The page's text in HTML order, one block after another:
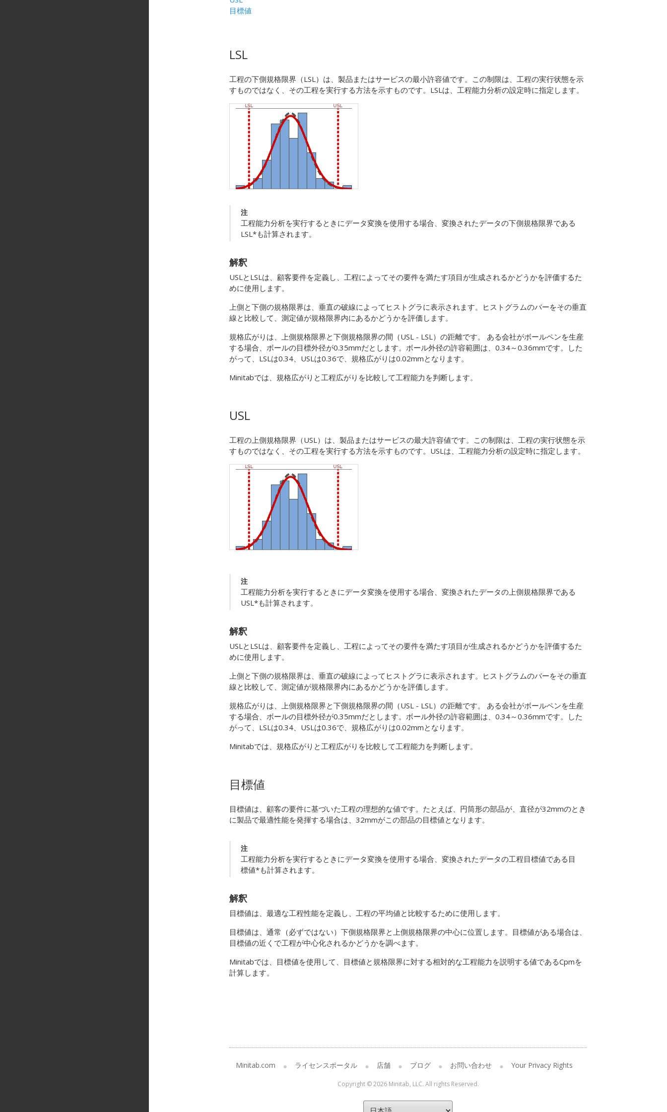
目標値
LSL
工程の下側規格限界（LSL）は、製品またはサービスの最小許容値です。この制限は、工程の実行状態を示
すものではなく、その工程を実行する方法を示すものです。LSLは、工程能力分析の設定時に指定します。
注
工程能力分析を実行するときにデータ変換を使用する場合、変換されたデータの下側規格限界である
LSL*も計算されます。
解釈
USLとLSLは、顧客要件を定義し、工程によってその要件を満たす項目が生成されるかどうかを評価するた
めに使用します。
上側と下側の規格限界は、垂直の破線によってヒストグラに表示されます。ヒストグラムのバーをその垂直
線と比較して、測定値が規格限界内にあるかどうかを評価します。
規格広がりは、上側規格限界と下側規格限界の間（USL - LSL）の距離です。
ある会社がボールペンを生産
する場合、ボールの目標外径が0.35mmだとします。ボール外径の許容範囲は、0.34～0.36mmです。した
がって、LSLは0.34、USLは0.36で、規格広がりは0.02mmとなります。
Minitabでは、規格広がりと工程広がりを比較して工程能力を判断します。
USL
工程の上側規格限界（USL）は、製品またはサービスの最大許容値です。この制限は、工程の実行状態を示
すものではなく、その工程を実行する方法を示すものです。USLは、工程能力分析の設定時に指定します。
注
工程能力分析を実行するときにデータ変換を使用する場合、変換されたデータの上側規格限界である
USL*も計算されます。
解釈
USLとLSLは、顧客要件を定義し、工程によってその要件を満たす項目が生成されるかどうかを評価するた
めに使用します。
上側と下側の規格限界は、垂直の破線によってヒストグラに表示されます。ヒストグラムのバーをその垂直
線と比較して、測定値が規格限界内にあるかどうかを評価します。
規格広がりは、上側規格限界と下側規格限界の間（USL - LSL）の距離です。
ある会社がボールペンを生産
する場合、ボールの目標外径が0.35mmだとします。ボール外径の許容範囲は、0.34～0.36mmです。した
がって、LSLは0.34、USLは0.36で、規格広がりは0.02mmとなります。
Minitabでは、規格広がりと工程広がりを比較して工程能力を判断します。
目標値
目標値は、顧客の要件に基づいた工程の理想的な値です。たとえば、円筒形の部品が、直径が32mmのとき
に製品で最適性能を発揮する場合は、32mmがこの部品の目標値となります。
注
工程能力分析を実行するときにデータ変換を使用する場合、変換されたデータの工程目標値である目
標値*も計算されます。
解釈
目標値は、最適な工程性能を定義し、工程の平均値と比較するために使用します。
目標値は、通常（必ずではない）下側規格限界と上側規格限界の中心に位置します。目標値がある場合は、
目標値の近くで工程が中心化されるかどうかを調べます。
Minitabでは、目標値を使用して、目標値と規格限界に対する相対的な工程能力を説明する値であるCpmを
計算します。
Minitab.com ライセンスポータル 店舗 ブログ お問い合わせ Your Privacy Rights
Copyright © 2026 Minitab, LLC. All rights Reserved.